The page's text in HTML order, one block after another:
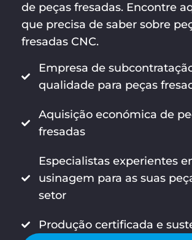
de peças fresadas. Encontre
que precisa de saber sobre
fresadas CNC.
Empresa de
qualidade para peças
Aquisição económica de
fresadas
Especialistas experientes
usinagem para as suas
setor
Produção certificada e